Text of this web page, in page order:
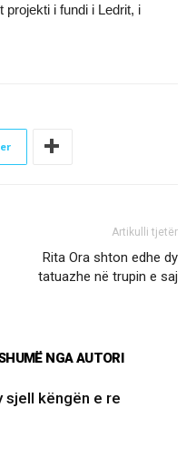
projekti i fundi i Ledrit, i
Artikulli tjetër
Rita Ora shton edhe dy
tatuazhe në trupin e saj
NGA AUTORI
sjell këngën e re